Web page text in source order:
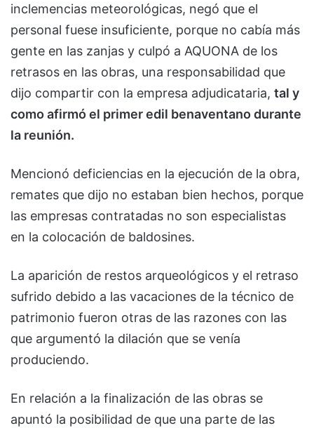
inclemencias meteorológicas, negó que el
personal fuese insuficiente, porque no cabía más
gente en las zanjas y culpó a AQUONA de los
retrasos en las obras, una responsabilidad que
dijo compartir con la empresa adjudicataria, tal y
como afirmó el primer edil benaventano durante
la reunión.
Mencionó deficiencias en la ejecución de la obra,
remates que dijo no estaban bien hechos, porque
las empresas contratadas no son especialistas
en la colocación de baldosines.
La aparición de restos arqueológicos y el retraso
sufrido debido a las vacaciones de la técnico de
patrimonio fueron otras de las razones con las
que argumentó la dilación que se venía
produciendo.
En relación a la finalización de las obras se
apuntó la posibilidad de que una parte de las